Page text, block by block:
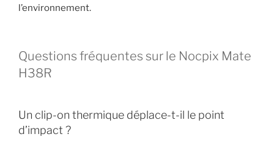
l’environnement.
Questions fréquentes sur le Nocpix Mate
H38R
Un clip-on thermique déplace-t-il le point
d’impact ?